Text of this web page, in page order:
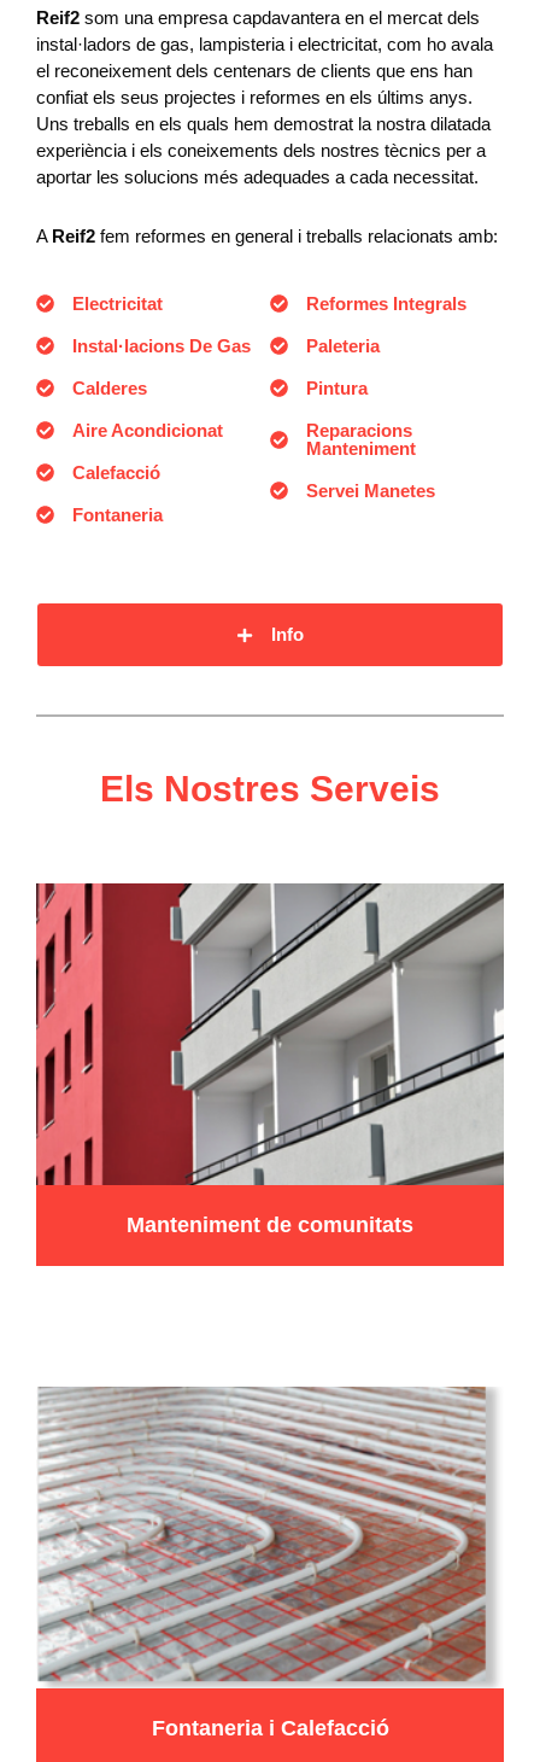
Reif2 som una empresa capdavantera en el mercat dels
instal·ladors de gas, lampisteria i electricitat, com ho avala
el reconeixement dels centenars de clients que ens han
confiat els seus projectes i reformes en els últims anys.
Uns treballs en els quals hem demostrat la nostra dilatada
experiència i els coneixements dels nostres tècnics per a
aportar les solucions més adequades a cada necessitat.
A Reif2 fem reformes en general i treballs relacionats amb:
Electricitat
Instal·lacions De Gas
Calderes
Aire Acondicionat
Calefacció
Fontaneria
Reformes Integrals
Paleteria
Pintura
Reparacions
Manteniment
Servei Manetes
Info
Els Nostres Serveis
Manteniment de comunitats
Fontaneria i Calefacció